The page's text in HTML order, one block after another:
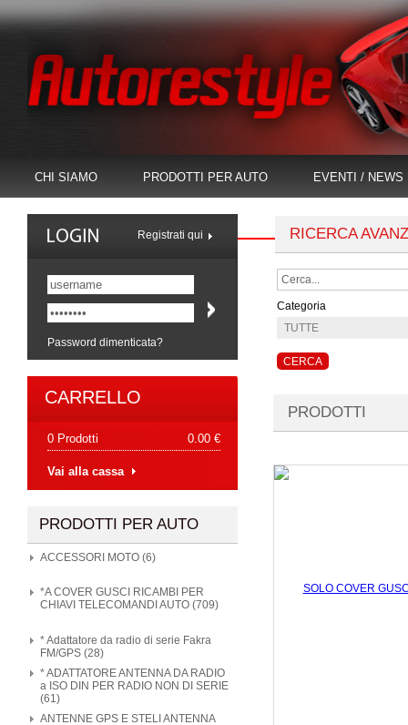
CHI SIAMO PRODOTTI PER AUTO EVENTI / NEWS
PRODOTTI PER AUTO
ACCESSORI MOTO (6)
*A COVER GUSCI RICAMBI PER
CHIAVI TELECOMANDI AUTO (709)
* Adattatore da radio di serie Fakra
FM/GPS (28)
* ADATTATORE ANTENNA DA RADIO
a ISO DIN PER RADIO NON DI SERIE
(61)
ANTENNE GPS E STELI ANTENNA
Password dimenticata?
Registrati qui
CARRELLO
0 Prodotti 0.00 €
Vai alla cassa
RICERCA
Categoria
PRODOTTI